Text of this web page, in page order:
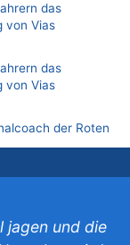
das
von Vias
das
von Vias
der Roten
–
jagen und die